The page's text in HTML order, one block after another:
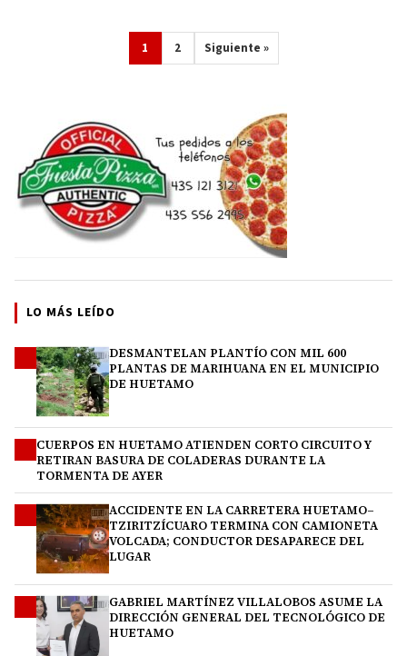
1 2 Siguiente »
LO MÁS LEÍDO
DESMANTELAN PLANTÍO CON MIL 600
PLANTAS DE MARIHUANA EN EL MUNICIPIO
DE HUETAMO
CUERPOS EN HUETAMO ATIENDEN CORTO CIRCUITO Y
RETIRAN BASURA DE COLADERAS DURANTE LA
TORMENTA DE AYER
ACCIDENTE EN LA CARRETERA HUETAMO–
TZIRITZÍCUARO TERMINA CON CAMIONETA
VOLCADA; CONDUCTOR DESAPARECE DEL
LUGAR
GABRIEL MARTÍNEZ VILLALOBOS ASUME LA
DIRECCIÓN GENERAL DEL TECNOLÓGICO DE
HUETAMO